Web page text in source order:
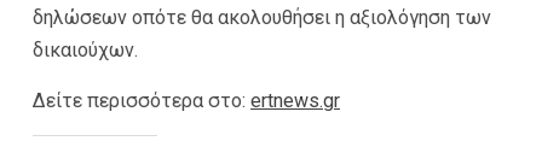
δηλώσεων οπότε θα ακολουθήσει η αξιολόγηση των
δικαιούχων.
Δείτε περισσότερα στο: ertnews.gr